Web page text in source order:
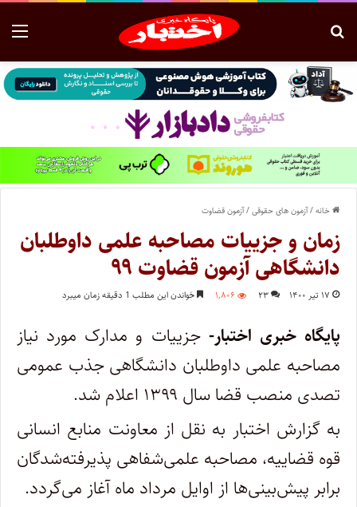
خانه/آزمون های حقوقی/آزمون قضاوت
زمان و جزییات مصاحبه علمی داوطلبان
دانشگاهی آزمون قضاوت ۹۹
۱۷ تیر ۱۴۰۰ ۲۳ ۱,۸۰۶ خواندن این مطلب 1 دقیقه زمان میبرد
پایگاه خبری اختبار- جزییات و مدارک مورد نیاز
مصاحبه علمی داوطلبان دانشگاهی جذب عمومی
تصدی منصب قضا سال ۱۳۹۹ اعلام شد.
به گزارش اختبار به نقل از معاونت منابع انسانی
قوه قضاییه، مصاحبه علمی‌شفاهی پذیرفته‌شدگان
برابر پیش‌بینی‌ها از اوایل مرداد ماه آغاز می‌گردد.